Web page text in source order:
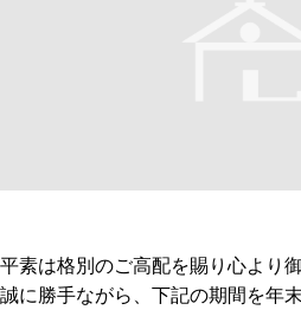
平素は格別のご高配を賜り心より
誠に勝手ながら、下記の期間を年